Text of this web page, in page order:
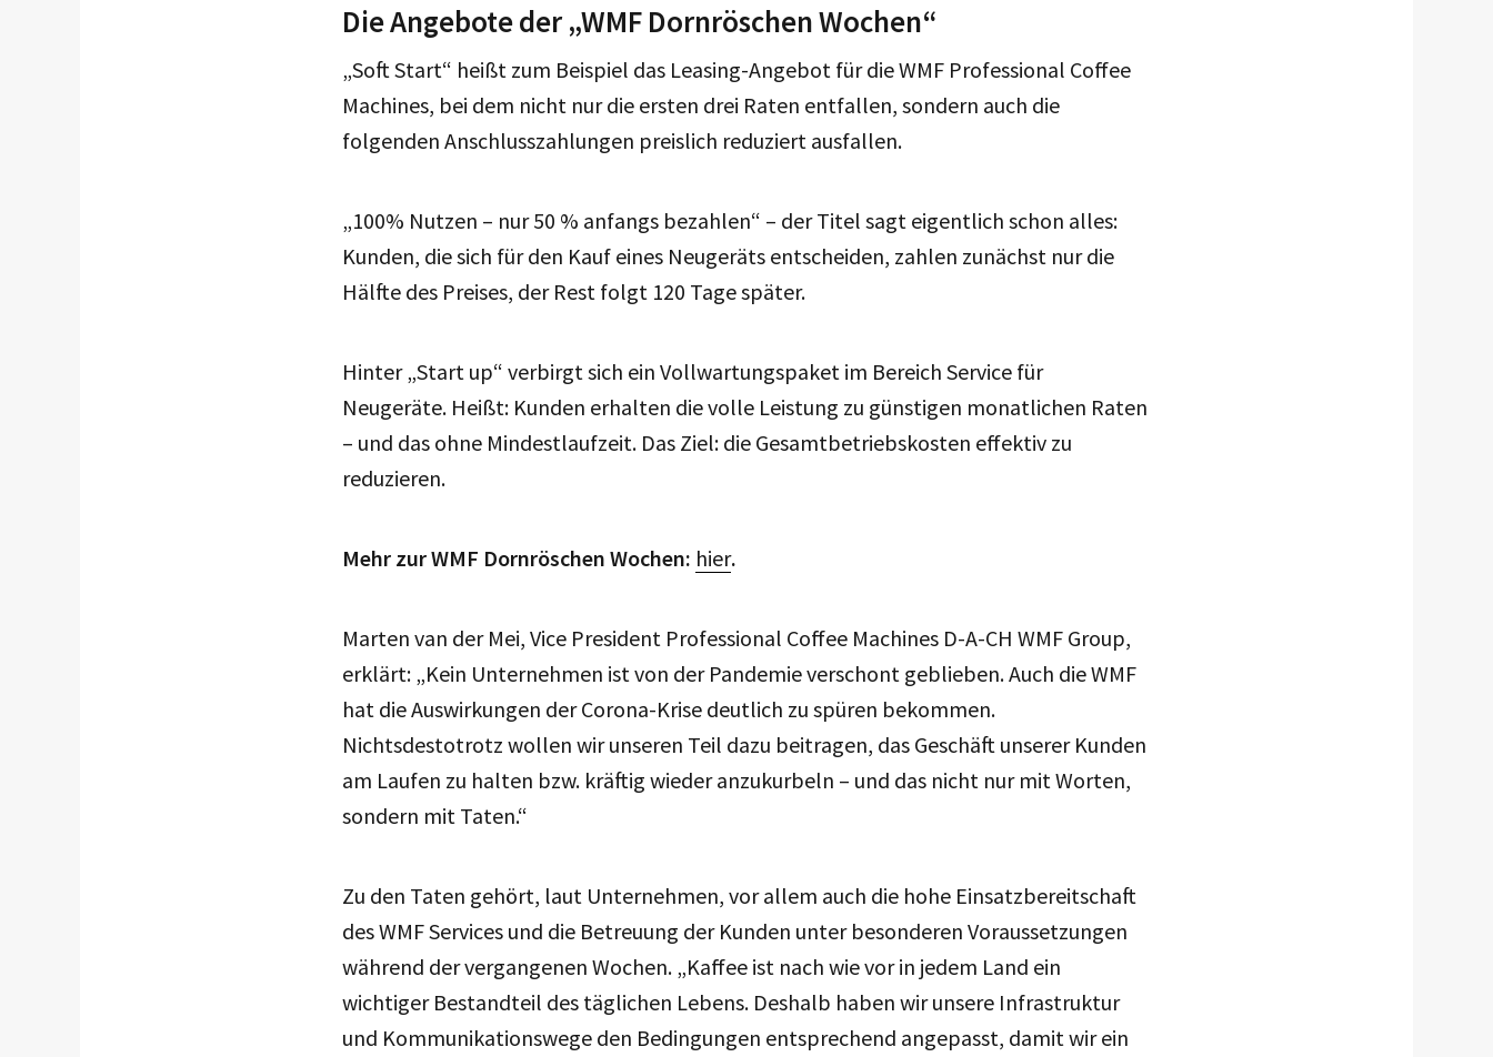
Die Angebote der „WMF Dornröschen Wochen“
„Soft Start“ heißt zum Beispiel das Leasing-Angebot für die WMF Professional Coffee
Machines, bei dem nicht nur die ersten drei Raten entfallen, sondern auch die
folgenden Anschlusszahlungen preislich reduziert ausfallen.
„100% Nutzen – nur 50 % anfangs bezahlen“ – der Titel sagt eigentlich schon alles:
Kunden, die sich für den Kauf eines Neugeräts entscheiden, zahlen zunächst nur die
Hälfte des Preises, der Rest folgt 120 Tage später.
Hinter „Start up“ verbirgt sich ein Vollwartungspaket im Bereich Service für
Neugeräte. Heißt: Kunden erhalten die volle Leistung zu günstigen monatlichen Raten
– und das ohne Mindestlaufzeit. Das Ziel: die Gesamtbetriebskosten effektiv zu
reduzieren.
Mehr zur WMF Dornröschen Wochen: hier.
Marten van der Mei, Vice President Professional Coffee Machines D-A-CH WMF Group,
erklärt: „Kein Unternehmen ist von der Pandemie verschont geblieben. Auch die WMF
hat die Auswirkungen der Corona-Krise deutlich zu spüren bekommen.
Nichtsdestotrotz wollen wir unseren Teil dazu beitragen, das Geschäft unserer Kunden
am Laufen zu halten bzw. kräftig wieder anzukurbeln – und das nicht nur mit Worten,
sondern mit Taten.“
Zu den Taten gehört, laut Unternehmen, vor allem auch die hohe Einsatzbereitschaft
des WMF Services und die Betreuung der Kunden unter besonderen Voraussetzungen
während der vergangenen Wochen. „Kaffee ist nach wie vor in jedem Land ein
wichtiger Bestandteil des täglichen Lebens. Deshalb haben wir unsere Infrastruktur
und Kommunikationswege den Bedingungen entsprechend angepasst, damit wir ein